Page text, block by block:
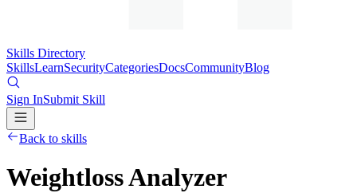
Skills Directory
SkillsLearnSecurityCategoriesDocsCommunityBlog
Sign InSubmit Skill
Back to skills
Weightloss Analyzer